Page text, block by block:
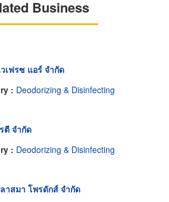
Business
เฟรซ แอร์ จำกัด
: Deodorizing & Disinfecting
ตี จำกัด
: Deodorizing & Disinfecting
าสมา โพรดักส์ จำกัด